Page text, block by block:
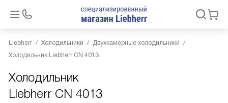
Liebherr Холодильники
Двухкамерные холодильники
Холодильник Liebherr CN 4013
Холодильник
Liebherr CN 4013